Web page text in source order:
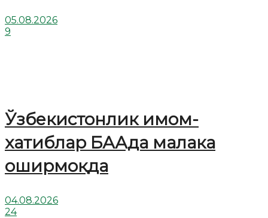
05.08.2026
9
Ўзбекистонлик имом-
хатиблар БААда малака
оширмоқда
04.08.2026
24